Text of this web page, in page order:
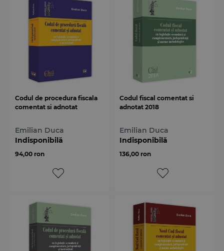
Codul de procedura fiscala
comentat si adnotat
Emilian Duca
Indisponibilă
94,00 ron
Codul fiscal comentat si
adnotat 2018
Emilian Duca
Indisponibilă
136,00 ron